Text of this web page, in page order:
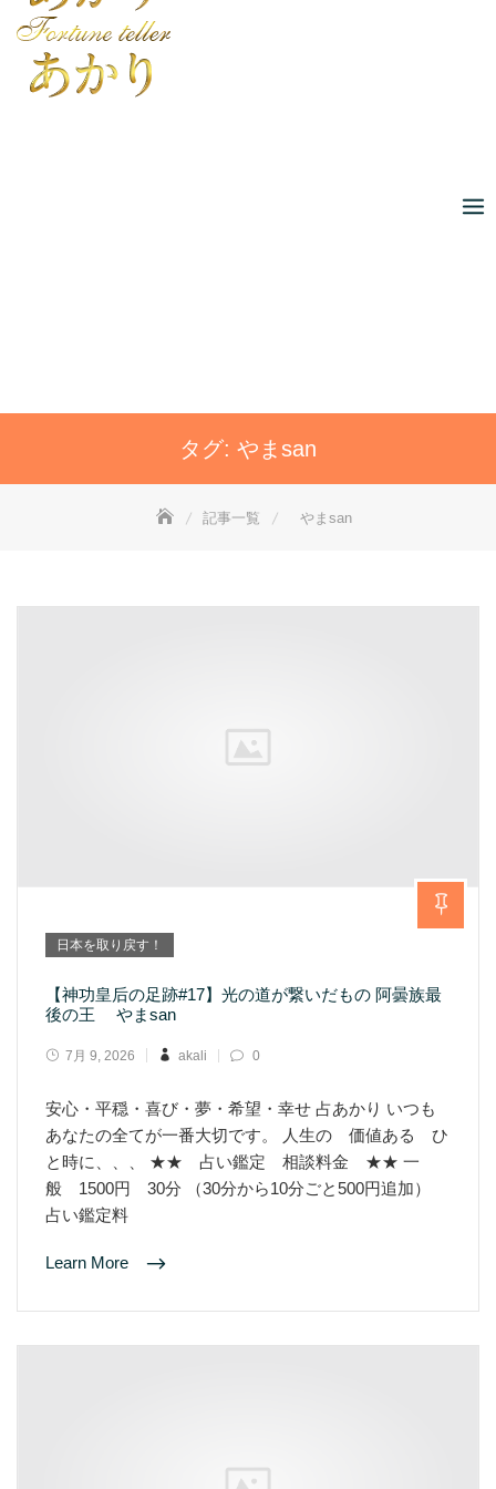
Skip
content
タグ: やまsan
記事一覧 やまsan
日本を取り戻す！
【神功皇后の足跡#17】光の道が繋いだもの 阿曇族最
後の王 やまsan
7月 9, 2026 akali 0
安心・平穏・喜び・夢・希望・幸せ 占あかり いつも
あなたの全てが一番大切です。 人生の 価値ある ひ
と時に、、、 ★★ 占い鑑定 相談料金 ★★ 一
般 1500円 30分 （30分から10分ごと500円追加）
占い鑑定料
Learn More